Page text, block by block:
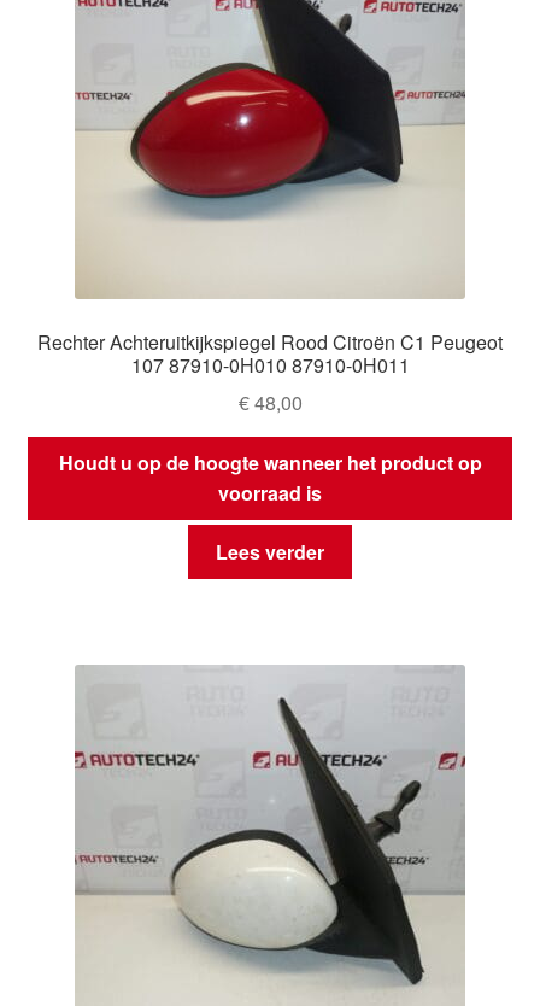
Rechter Achteruitkijkspiegel Rood Citroën C1 Peugeot
107 87910-0H010 87910-0H011
€48,00
Houdt u op de hoogte wanneer het product op
voorraad is
Lees verder